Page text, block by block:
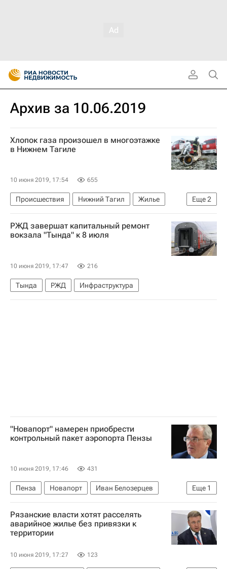
Архив за 10.06.2019
Хлопок газа произошел в многоэтажке
в Нижнем Тагиле
10 июня 2019, 17:54 655
Еще2
Происшествия Нижний Тагил
Жилье
Свердловская область
РЖД завершат капитальный ремонт
вокзала "Тында" к 8 июля
10 июня 2019, 17:47 216
Тында РЖД Инфраструктура
"Новапорт" намерен приобрести
контрольный пакет аэропорта Пензы
10 июня 2019, 17:46 431
Еще 1
Пенза Новапорт
Иван Белозерцев
Аэропорты
Рязанские власти хотят расселять
аварийное жилье без привязки к
территории
10 июня 2019, 17:27 123